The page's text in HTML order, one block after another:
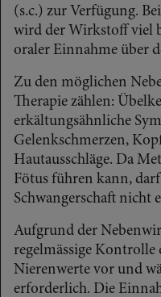
(s.c.) zur Verfügung.
wird der Wirkstoff viel
oraler Einnahme über
Zu den möglichen
Therapie zählen:
erkältungsähnliche
Gelenkschmerzen,
Hautausschläge. Da
Fötus führen kann,
Schwangerschaft nicht
Aufgrund der
regelmässige
Nierenwerte vor und
erforderlich. Die